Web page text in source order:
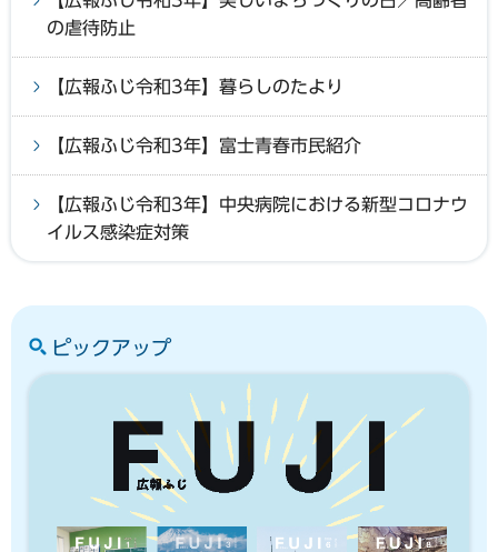
の虐待防止
【広報ふじ令和3年】暮らしのたより
【広報ふじ令和3年】富士青春市民紹介
【広報ふじ令和3年】中央病院における新型コロナウ
イルス感染症対策
ピックアップ